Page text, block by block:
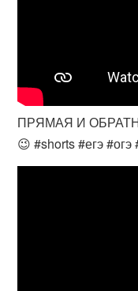
ПРЯМАЯ И
😉 #shorts #егэ